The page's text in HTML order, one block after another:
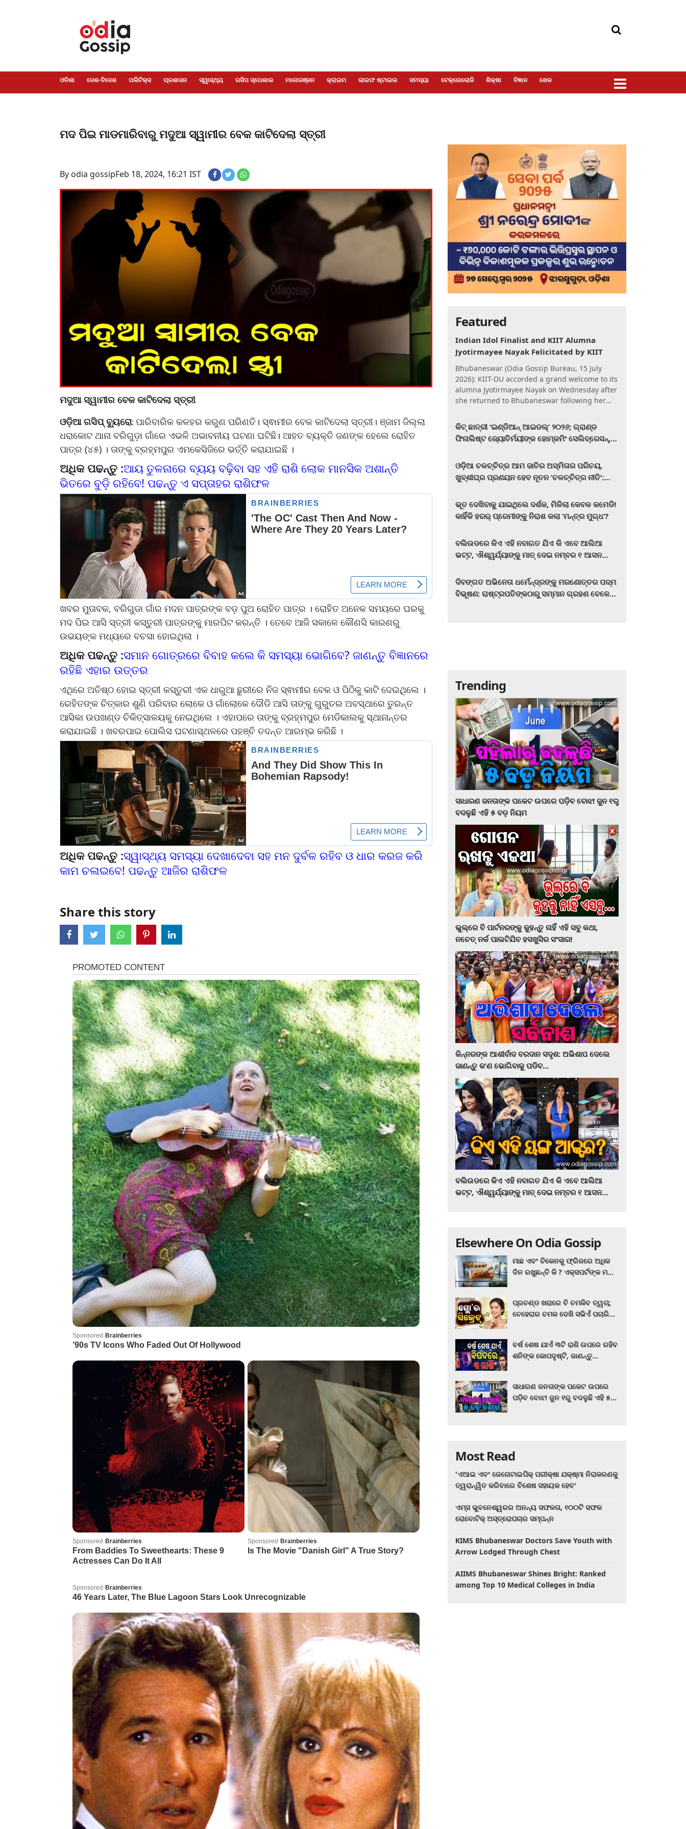
ଓଡିଶା ଦେଶ-ବିଦେଶ ପଲିଟିକ୍ସ ପ୍ରଶାସନ ସ୍ୱାସ୍ଥ୍ୟ ଗସିପ ସ୍ପେଶାଲ ମନୋରଞ୍ଜନ କ୍ରାଇମ ଲାଇଫ ଷ୍ଟାଇଲ ସମସ୍ୟା ଟେକ୍ନୋଲୋଜି ଶିକ୍ଷା ବିଜ୍ଞାନ ଖେଳ
ମଦ ପିଇ ମାଡମାରିବାରୁ ମଦୁଆ ସ୍ୱାମୀର ବେକ କାଟିଦେଲା ସ୍ତ୍ରୀ
By odia gossipFeb 18, 2024, 16:21 IST
ମଦୁଆ ସ୍ୱାମୀର ବେକ କାଟିଦେଲା ସ୍ତ୍ରୀ
ଓଡ଼ିଆ ଗସିପ୍ ବ୍ୟୁରୋ: ପାରିବାରିକ କଳହର କରୁଣ ପରିଣତି। ସ୍ଵାମୀର ବେକ କାଟିଦେଲା ସ୍ତ୍ରୀ। ଞ୍ଜାମ ଜିଲ୍ଲା
ଧରାକୋଟ ଥାନା ବରିଗୁଡ଼ା ଗାଁରେ ଏଭଳି ଅଭାବନୀୟ ଘଟଣା ଘଟିଛି। ଆହତ ବ୍ୟକ୍ତି ଜଣଙ୍କ ହେଲେ ରୋହିତ
ପାତ୍ର (୪୫) । ତାଙ୍କୁ ବ୍ରହ୍ମପୁର ଏମକେସିଜିରେ ଭର୍ତ୍ତି କରାଯାଇଛି ।
ଅଧିକ ପଢନ୍ତୁ :ଆୟ ତୁଳନାରେ ବ୍ୟୟ ବଢ଼ିବା ସହ ଏହି ରାଶି ଲୋକ ମାନସିକ ଅଶାନ୍ତି
ଭିତରେ ବୁଡ଼ି ରହିବେ! ପଢନ୍ତୁ ଏ ସପ୍ତାହର ରାଶିଫଳ
ଖବର ମୁତାବକ, ବରିଗୁଡା ଗାଁର ମଦନ ପାତ୍ରଙ୍କ ବଡ଼ ପୁଅ ରୋହିତ ପାତ୍ର । ରୋହିତ ଅନେକ ସମୟରେ ଘରକୁ
ମଦ ପିଇ ଆସି ସ୍ତ୍ରୀ କସ୍ତୁରୀ ପାତ୍ରଙ୍କୁ ମାରପିଟ କରନ୍ତି । ତେବେ ଆଜି ସକାଳେ କୌଣସି କାରଣରୁ
ଉଭୟଙ୍କ ମଧ୍ୟରେ ବଚସା ହୋଇଥିଲା ।
ଅଧିକ ପଢନ୍ତୁ :ସମାନ ଗୋତ୍ରରେ ବିବାହ କଲେ କି ସମସ୍ୟା ଭୋଗିବେ? ଜାଣନ୍ତୁ ବିଜ୍ଞାନରେ
ରହିଛି ଏହାର ଉତ୍ତର
ଏଥିରେ ଅତିଷ୍ଠ ହୋଇ ସ୍ତ୍ରୀ କସ୍ତୁରୀ ଏକ ଧାରୁଆ ଛୁରୀରେ ନିଜ ସ୍ଵାମୀର ବେକ ଓ ପିଠିକୁ କାଟି ଦେଇଥିଲେ ।
ରେହିତଙ୍କ ଚିତ୍କାର ଶୁଣି ପରିବାର ଲୋକେ ଓ ଗାଁଲୋକେ ଦୌଡି ଆସି ତାଙ୍କୁ ଗୁରୁତର ଅବସ୍ଥାରେ ତୁରନ୍ତ
ଆସିକା ଉପଖଣ୍ଡ ଚିକିତ୍ସାଳୟକୁ ନେଇଥିଲେ । ଏହାପରେ ତାଙ୍କୁ ବ୍ରହ୍ମପୁର ମେଡିକାଲକୁ ସ୍ଥାନାନ୍ତର
କରାଯାଇଛି । ଖବରପାଇ ପୋଲିସ ଘଟଣାସ୍ଥଳରେ ପହଞ୍ଚି ତଦନ୍ତ ଆରମ୍ଭ କରିଛି ।
ଅଧିକ ପଢନ୍ତୁ :ସ୍ୱାସ୍ଥ୍ୟ ସମସ୍ୟା ଦେଖାଦେବା ସହ ମନ ଦୁର୍ବଳ ରହିବ ଓ ଧାର କରଜ କରି
କାମ ଚଳାଇବେ! ପଢନ୍ତୁ ଆଜିର ରାଶିଫଳ
Share this story
Featured
Indian Idol Finalist and KIIT Alumna
Jyotirmayee Nayak Felicitated by KIIT
Bhubaneswar (Odia Gossip Bureau, 15 July
2026): KIIT-DU accorded a grand welcome to its
alumna Jyotirmayee Nayak on Wednesday after
she returned to Bhubaneswar following her
କିଟ୍‍ ଛାତ୍ରୀ ‘ଇଣ୍ଡିଆନ୍ ଆଇଡଲ୍‌’ ୨୦୨୬; ଗ୍ରାଣ୍ଡ
ଫିନାଲିଷ୍ଟ ଜ୍ୟୋତିର୍ମୟୀଙ୍କ ହୋମ୍‍କମିଂ ସେଲିବ୍ରେସନ୍‍,
ଓଡ଼ିଆ ଚଳଚ୍ଚିତ୍ର ଆମ ଜାତିର ଅସ୍ମିତାର ପରିଚୟ,
ଖୁବ୍‌ଶୀଘ୍ର ପ୍ରଣୟନ ହେବ ନୂତନ ‘ଚଳଚ୍ଚିତ୍ର ନୀତି’:
ଭୂତ ଦେଖିବାକୁ ଯାଇଥିଲେ ଦର୍ଶକ, ମିଳିଲା କେବଳ କମେଡି!
କାହିଁକି ହରର୍‌ ପ୍ରେମୀଙ୍କୁ ନିରାଶ କଲା ‘ମନ୍ତ୍ର ମୁଗ୍ଧ’?
ବଲିଉଡରେ କିଏ ଏହି ନବାଗତ ଯିଏ କି ଏବେ ଆଲିଆ
ଭଟ୍ଟ, ଐଶ୍ୱର୍ଯ୍ୟାଙ୍କୁ ମାତ୍‌ ଦେଇ ନମ୍ବର ୧ ଆସନ
ଦିବଙ୍ଗତ ଅଭିନେତା ଧର୍ମେନ୍ଦ୍ରଙ୍କୁ ମରଣୋତ୍ତର ପଦ୍ମ
ବିଭୂଷଣ: ରାଷ୍ଟ୍ରପତିଙ୍କଠାରୁ ସମ୍ମାନ ଗ୍ରହଣ ବେଳେ
Trending
ସାଧାରଣ ଜନତାଙ୍କ ପକେଟ ଉପରେ ପଡ଼ିବ ବୋଝ! ଜୁନ ୧ରୁ
ବଦଳୁଛି ଏହି ୫ ବଡ଼ ନିୟମ
ଭୁଲ୍‌ରେ ବି ପାର୍ଟନରଙ୍କୁ କୁହନ୍ତୁ ନାହିଁ ଏହି ସବୁ କଥା,
ନଚେତ୍‌ ନର୍କ ପାଲଟିଯିବ ହସଖୁସିର ସଂସାର!
କିନ୍ନରଙ୍କ ଆଶୀର୍ବାଦ ବରଦାନ ସଦୃଶ: ଅଭିଶାପ ଦେଲେ
ଜାଣନ୍ତୁ କ’ଣ ଭୋଗିବାକୁ ପଡିବ...
ବଲିଉଡରେ କିଏ ଏହି ନବାଗତ ଯିଏ କି ଏବେ ଆଲିଆ
ଭଟ୍ଟ, ଐଶ୍ୱର୍ଯ୍ୟାଙ୍କୁ ମାତ୍‌ ଦେଇ ନମ୍ବର ୧ ଆସନ
Elsewhere On Odia Gossip
ମାଛ ଏବଂ ଚିକେନକୁ ଫ୍ରିଜରେ ଅଧିକ
ଦିନ ରଖୁଛନ୍ତି କି ? ଏକ୍ସପର୍ଟଙ୍କ ମତ
ପ୍ରଚଣ୍ଡ ଖରାରେ ବି ଚମକିବ ତ୍ୱଚା;
ଚେହେରାର ଚମକ ଦେଖି ସଭିଏଁ ପଚାରିବେ
ବର୍ଷ ଶେଷ ଯାଏଁ ୩ଟି ରାଶି ଉପରେ ରହିବ
ଶନିଙ୍କ କୋପଦୃଷ୍ଟି, ଜାଣନ୍ତୁ
ସାଧାରଣ ଜନତାଙ୍କ ପକେଟ ଉପରେ
ପଡ଼ିବ ବୋଝ! ଜୁନ ୧ରୁ ବଦଳୁଛି ଏହି ୫
Most Read
'ଏଆଇ ଏବଂ ଜେନୋଟାଇପିକ୍ ପରୀକ୍ଷା ଯକ୍ଷ୍ମା ନିରାକରଣକୁ
ତ୍ୱରାନ୍ୱିତ କରିବାରେ ବିଶେଷ ସହାୟକ ହେବ'
ଏମ୍ସ ଭୁବନେଶ୍ୱରର ଅନନ୍ୟ ସଫଳତା, ୧୦୦ଟି ସଫଳ
ରୋବୋଟିକ୍ ଅସ୍ତ୍ରୋପଚାର ସମ୍ପନ୍ନ
KIMS Bhubaneswar Doctors Save Youth with
Arrow Lodged Through Chest
AIIMS Bhubaneswar Shines Bright: Ranked
among Top 10 Medical Colleges in India